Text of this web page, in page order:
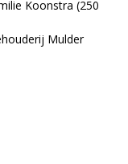
Koonstra (250
Mulder